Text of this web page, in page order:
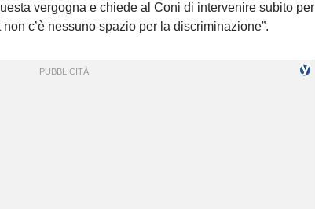
vergogna e chiede al Coni di intervenire subito per
c’è nessuno spazio per la discriminazione”.